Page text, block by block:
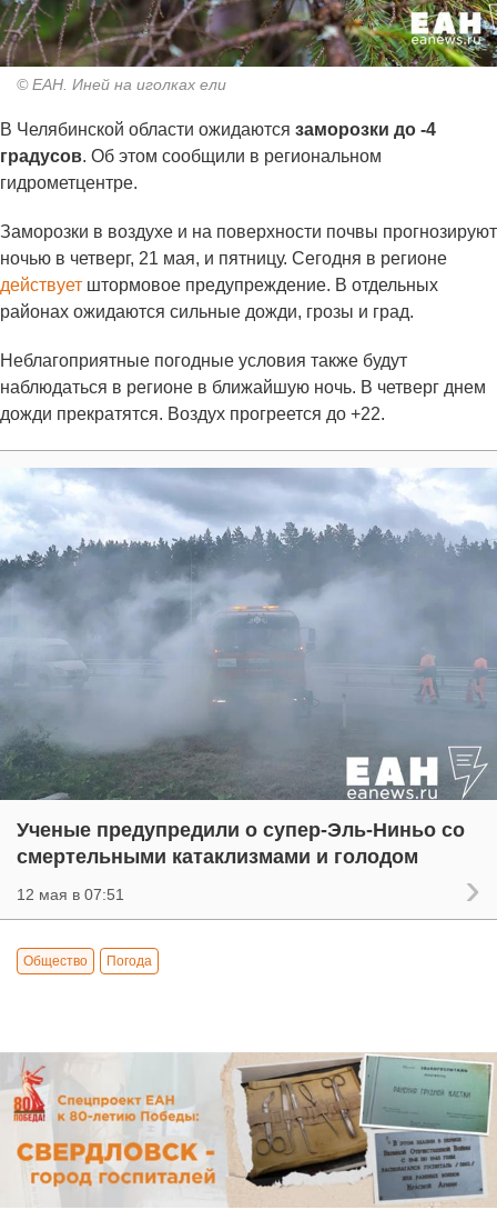
© ЕАН. Иней на иголках ели
В Челябинской области ожидаются заморозки до -4
градусов. Об этом сообщили в региональном
гидрометцентре.
Заморозки в воздухе и на поверхности почвы прогнозируют
ночью в четверг, 21 мая, и пятницу. Сегодня в регионе
действует штормовое предупреждение. В отдельных
районах ожидаются сильные дожди, грозы и град.
Неблагоприятные погодные условия также будут
наблюдаться в регионе в ближайшую ночь. В четверг днем
дожди прекратятся. Воздух прогреется до +22.
Ученые предупредили о супер-Эль-Ниньо со
смертельными катаклизмами и голодом
12 мая в 07:51
Общество Погода